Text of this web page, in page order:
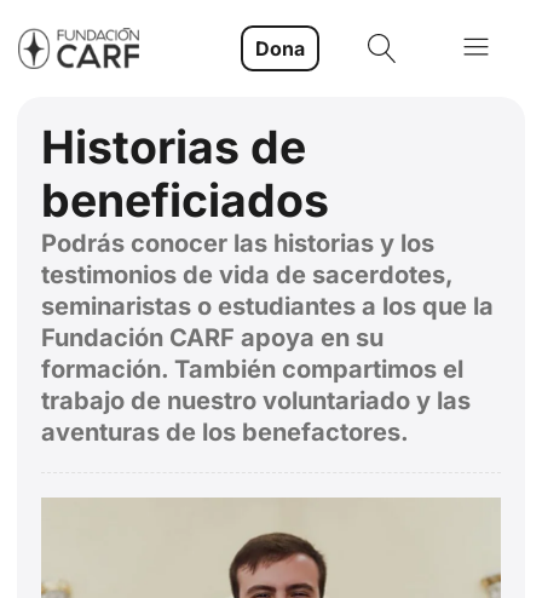
Dona
Historias de
beneficiados
Podrás conocer las historias y los
testimonios de vida de sacerdotes,
seminaristas o estudiantes a los que la
Fundación CARF apoya en su
formación. También compartimos el
trabajo de nuestro voluntariado y las
aventuras de los benefactores.